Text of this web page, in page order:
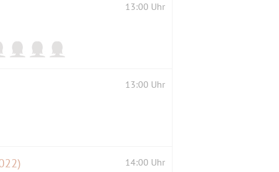
13:00 Uhr
13:00 Uhr
14:00 Uhr